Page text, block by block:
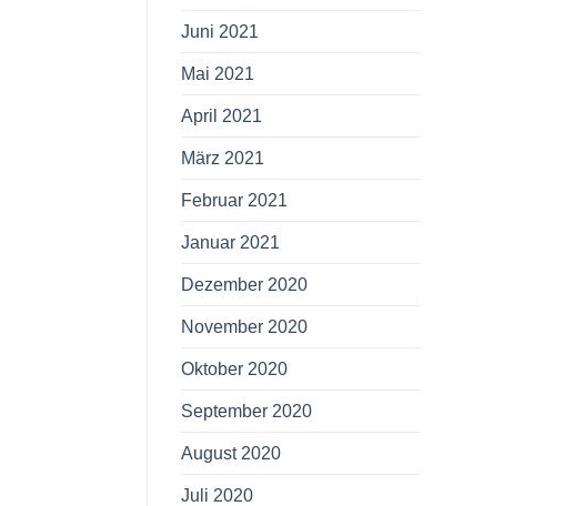
Juni 2021
Mai 2021
April 2021
März 2021
Februar 2021
Januar 2021
Dezember 2020
November 2020
Oktober 2020
September 2020
August 2020
Juli 2020